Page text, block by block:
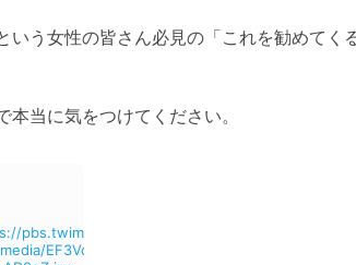
う女性の皆さん必見の「これを勧めてく
当に気をつけてください。